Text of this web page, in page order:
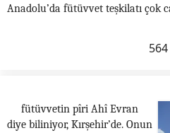
Anadolu’da fütüvvet teşkilatı çok
564
fütüvvetin pîri Ahî Evran
diye biliniyor, Kırşehir’de. Onun